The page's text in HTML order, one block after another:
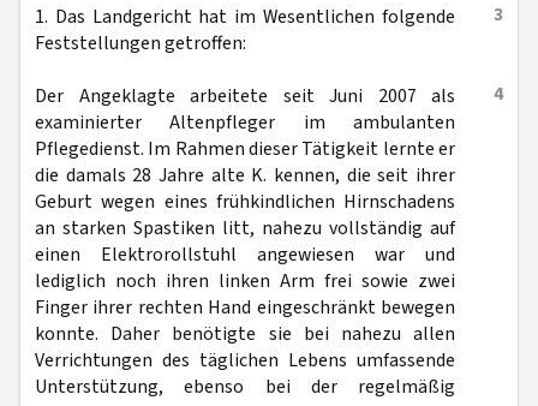
3
1. Das Landgericht hat im Wesentlichen folgende
Feststellungen getroffen:
4
Der Angeklagte arbeitete seit Juni 2007 als
examinierter Altenpfleger im ambulanten
Pflegedienst. Im Rahmen dieser Tätigkeit lernte er
die damals 28 Jahre alte K. kennen, die seit ihrer
Geburt wegen eines frühkindlichen Hirnschadens
an starken Spastiken litt, nahezu vollständig auf
einen Elektrorollstuhl angewiesen war und
lediglich noch ihren linken Arm frei sowie zwei
Finger ihrer rechten Hand eingeschränkt bewegen
konnte. Daher benötigte sie bei nahezu allen
Verrichtungen des täglichen Lebens umfassende
Unterstützung, ebenso bei der regelmäßig